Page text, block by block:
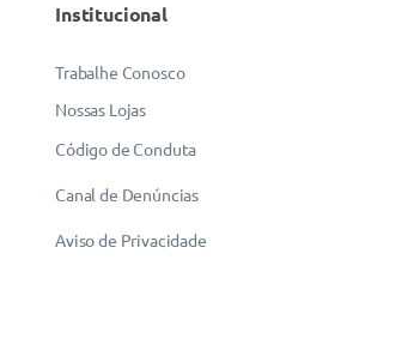
Institucional
Trabalhe Conosco
Nossas Lojas
Código de Conduta
Canal de Denúncias
Aviso de Privacidade